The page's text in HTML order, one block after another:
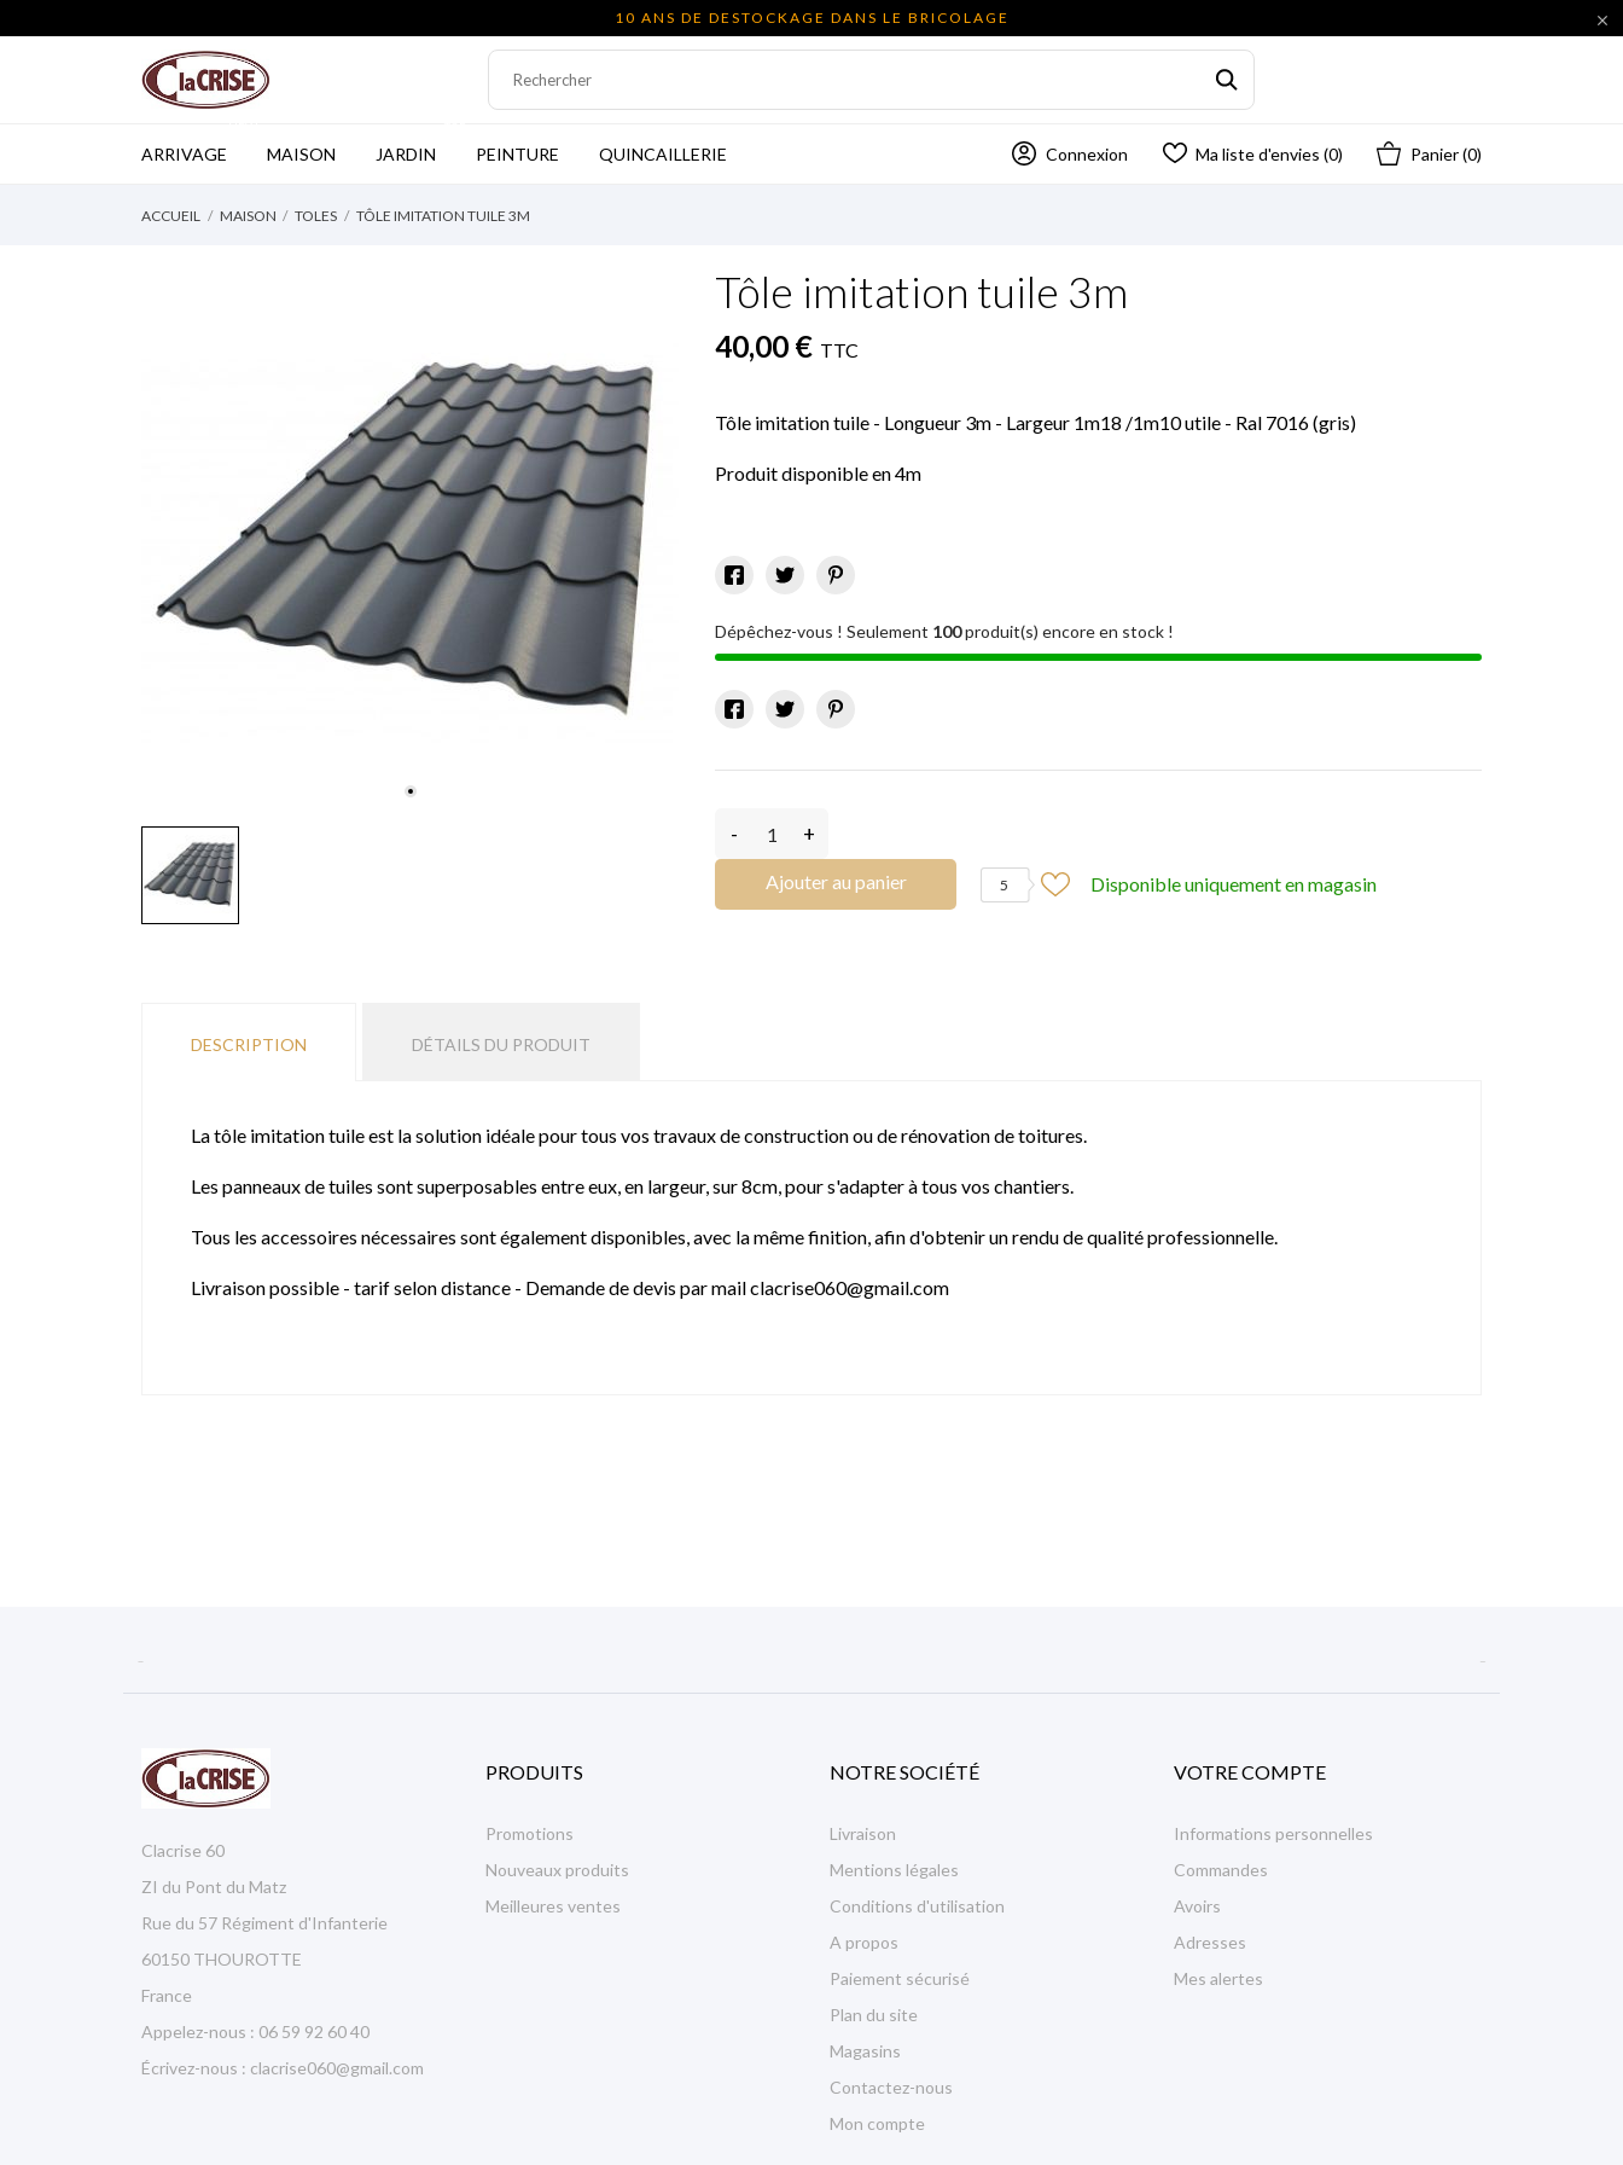
10 ANS DE DESTOCKAGE DANS LE BRICOLAGE 
ARRIVAGE MAISON JARDIN PEINTURE QUINCAILLERIE Connexion Ma liste d'envies (0) Panier(0)
ACCUEIL MAISON TOLES TÔLE IMITATION TUILE 3M
Tôle imitation tuile 3m
40,00 € TTC
Tôle imitation tuile - Longueur 3m - Largeur 1m18 /1m10 utile - Ral 7016 (gris)
Produit disponible en 4m
Dépêchez-vous ! Seulement 100produit(s) encore en stock !
- +
Ajouter au panier 5 Disponible uniquement en magasin
DESCRIPTION DÉTAILS DU PRODUIT
La tôle imitation tuile est la solution idéale pour tous vos travaux de construction ou de rénovation de toitures.
Les panneaux de tuiles sont superposables entre eux, en largeur, sur 8cm, pour s'adapter à tous vos chantiers.
Tous les accessoires nécessaires sont également disponibles, avec la même finition, afin d'obtenir un rendu de qualité professionnelle.
Livraison possible - tarif selon distance - Demande de devis par mail clacrise060@gmail.com
 
Clacrise 60
ZI du Pont du Matz
Rue du 57 Régiment d'Infanterie
60150 THOUROTTE
France
Appelez-nous : 06 59 92 60 40
Écrivez-nous : clacrise060@gmail.com
PRODUITS
Promotions
Nouveaux produits
Meilleures ventes
NOTRE SOCIÉTÉ
Livraison
Mentions légales
Conditions d'utilisation
A propos
Paiement sécurisé
Plan du site
Magasins
Contactez-nous
Mon compte
VOTRE COMPTE
Informations personnelles
Commandes
Avoirs
Adresses
Mes alertes